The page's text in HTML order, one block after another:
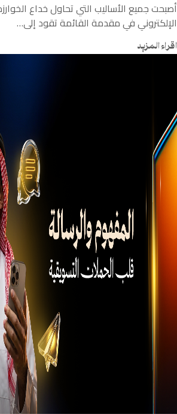
أصبحت جميع الأساليب التي تحاول خداع
الإلكتروني في مقدمة القائمة تقود إلى…
اقراء المزيد